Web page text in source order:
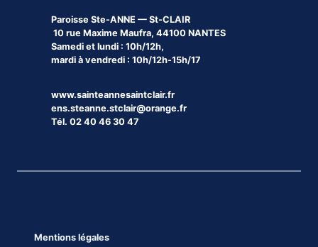
Paroisse Ste-ANNE — St-CLAIR
10 rue Maxime Maufra, 44100 NANTES
Samedi et lundi : 10h/12h,
mardi à vendredi : 10h/12h-15h/17
www.sainteannesaintclair.fr
ens.steanne.stclair@orange.fr
Tél. 02 40 46 30 47
Mentions légales